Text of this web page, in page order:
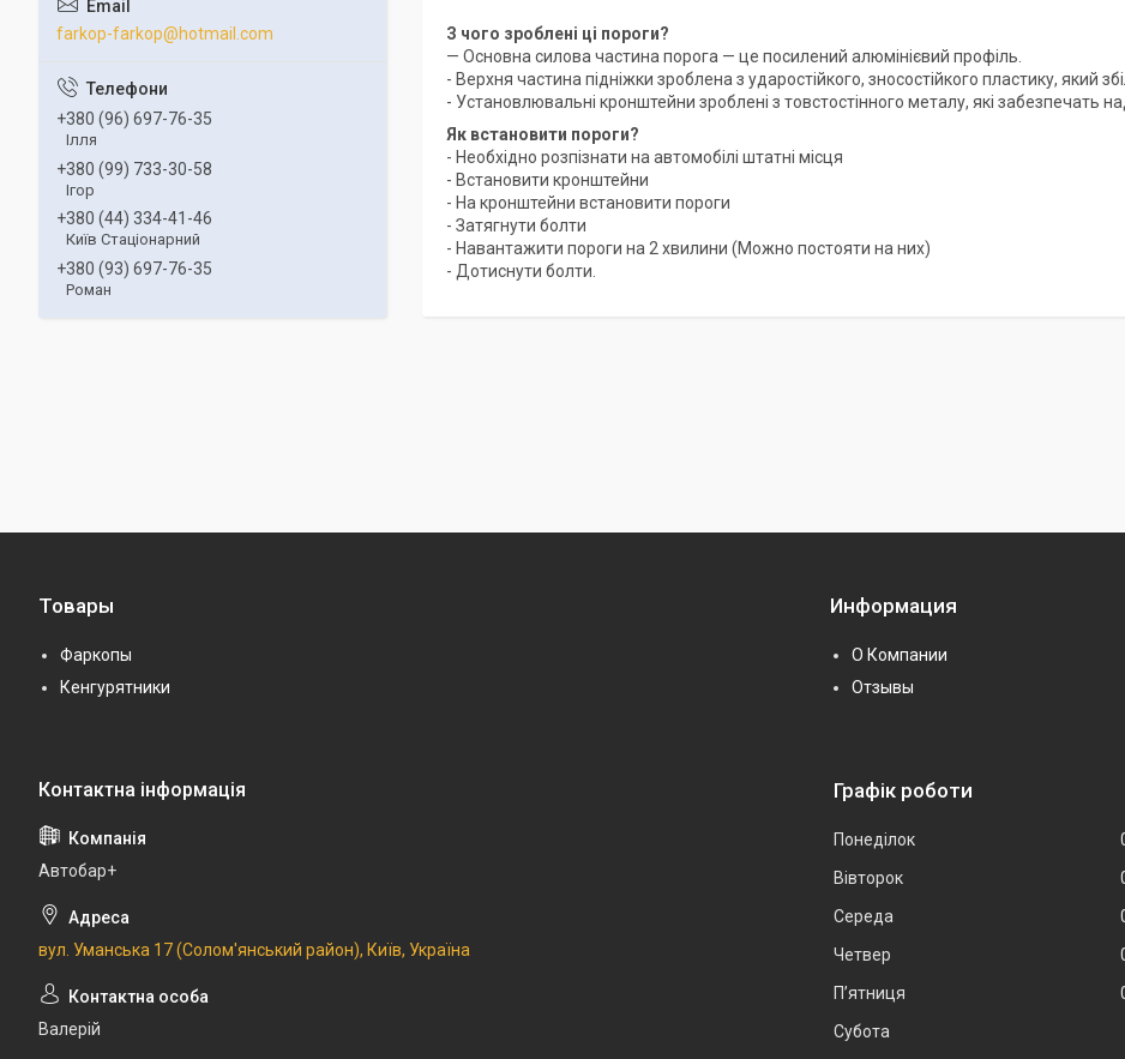
З чого зроблені ці пороги?
— Основна силова частина порога — це посилений алюмінієвий профіль.
- Верхня частина підніжки зроблена з ударостійкого, зносостійкого пластику, який
- Установлювальні кронштейни зроблені з товстостінного металу, які забезпечать
Як встановити пороги?
- Необхідно розпізнати на автомобілі штатні місця
- Встановити кронштейни
- На кронштейни встановити пороги
- Затягнути болти
- Навантажити пороги на 2 хвилини (Можно постояти на них)
- Дотиснути болти.
farkop-farkop@hotmail.com
+380 (96) 697-76-35
Ілля
+380 (99) 733-30-58
Ігор
+380 (44) 334-41-46
Київ Стаціонарний
+380 (93) 697-76-35
Роман
Товары
Фаркопы
Кенгурятники
Информация
О Компании
Отзывы
Автобар+
вул. Уманська 17 (Солом'янський район), Київ, Україна
Валерій
Графік роботи
Понеділок
Вівторок
Середа
Четвер
Пʼятниця
Субота